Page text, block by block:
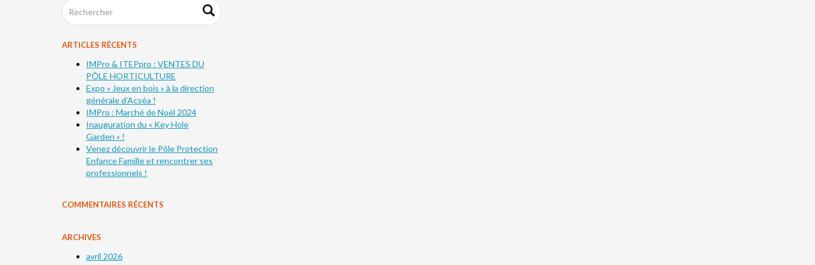
ARTICLES RÉCENTS
IMPro & ITEPpro : VENTES DU
PÔLE HORTICULTURE
Expo « Jeux en bois » à la direction
générale d’Acséa !
IMPro : Marché de Noël 2024
Inauguration du « Key Hole
Garden » !
Venez découvrir le Pôle Protection
Enfance Famille et rencontrer ses
professionnels !
COMMENTAIRES RÉCENTS
ARCHIVES
avril 2026